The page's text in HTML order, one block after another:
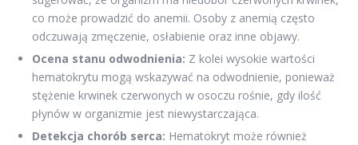
co może prowadzić do anemii. Osoby z anemią często
odczuwają zmęczenie, osłabienie oraz inne objawy.
Ocena stanu odwodnienia: Z kolei wysokie wartości
hematokrytu mogą wskazywać na odwodnienie, ponieważ
stężenie krwinek czerwonych w osoczu rośnie, gdy ilość
płynów w organizmie jest niewystarczająca.
Detekcja chorób serca: Hematokryt może również